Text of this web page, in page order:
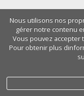
Nous utilisons nos
gérer notre contenu
Vous pouvez accepter
Pour obtenir plus